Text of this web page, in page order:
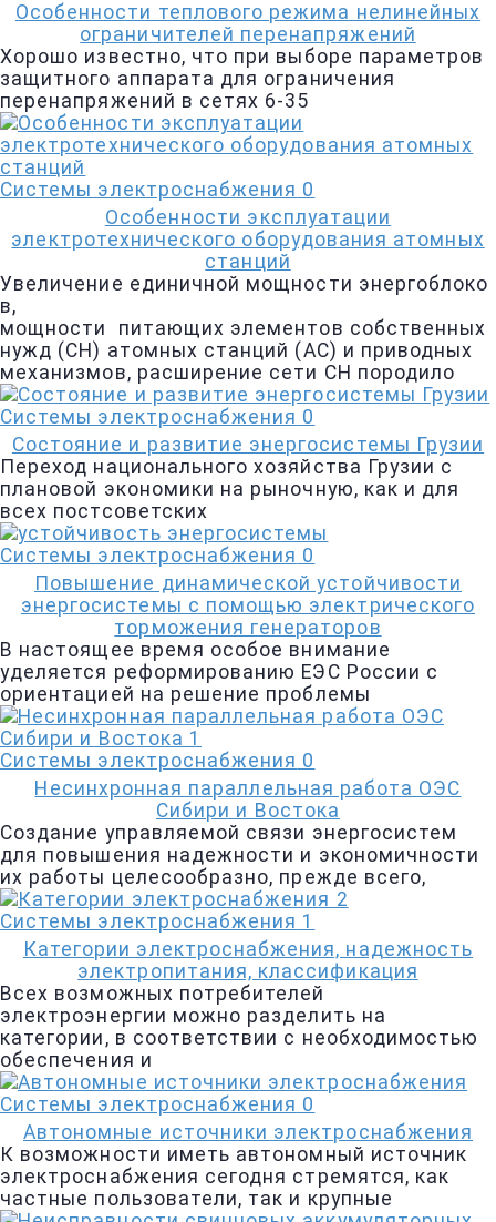
Особенности теплового режима нелинейных
ограничителей перенапряжений
Хорошо известно, что при выборе параметров
защитного аппарата для ограничения
перенапряжений в сетях 6-35
Системы электроснабжения 0
Особенности эксплуатации
электротехнического оборудования атомных
станций
Увеличение единичной мощности энергоблоко
в,
мощности питающих элементов собственных
нужд (СН) атомных станций (АС) и приводных
механизмов, расширение сети СН породило
Системы электроснабжения 0
Состояние и развитие энергосистемы Грузии
Переход национального хозяйства Грузии с
плановой экономики на рыночную, как и для
всех постсоветских
Системы электроснабжения 0
Повышение динамической устойчивости
энергосистемы с помощью электрического
торможения генераторов
В настоящее время особое внимание
уделяется реформированию ЕЭС России с
ориентацией на решение проблемы
Системы электроснабжения 0
Несинхронная параллельная работа ОЭС
Сибири и Востока
Создание управляемой связи энергосистем
для повышения надежности и экономичности
их работы целесообразно, прежде всего,
Системы электроснабжения 1
Категории электроснабжения, надежность
электропитания, классификация
Всех возможных потребителей
электроэнергии можно разделить на
категории, в соответствии с необходимостью
обеспечения и
Системы электроснабжения 0
Автономные источники электроснабжения
К возможности иметь автономный источник
электроснабжения сегодня стремятся, как
частные пользователи, так и крупные